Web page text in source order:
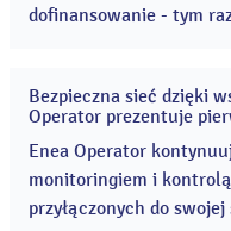
dofinansowanie - tym
Bezpieczna sieć dzięki
Operator prezentuje
Enea Operator
monitoringiem i
przyłączonych do